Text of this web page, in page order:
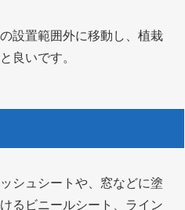
設置範囲外に移動し、植栽
良いです。
シュシートや、窓などに塗
るビニールシート、ライン